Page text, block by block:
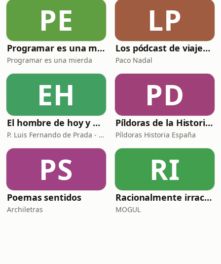
PE
Programar es una mierda
Programar es una mierda
LP
Los pódcast de viajes de Paco Nadal
Paco Nadal
EH
El hombre de hoy y Dios
P. Luis Fernando de Prada - Radio María ESP
PD
Píldoras de la Historia de España
Píldoras Historia España
PS
Poemas sentidos
Archiletras
RI
Racionalmente irracional
MOGUL